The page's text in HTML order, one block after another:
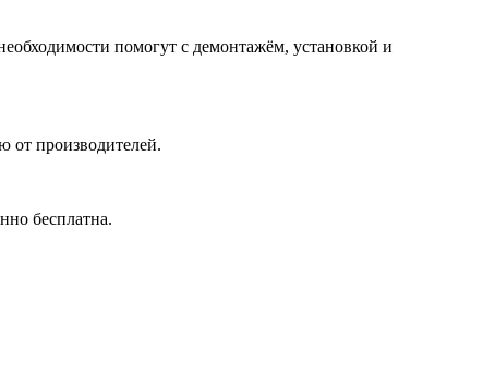
помогут с демонтажём, установкой и
от производителей.
бесплатна.